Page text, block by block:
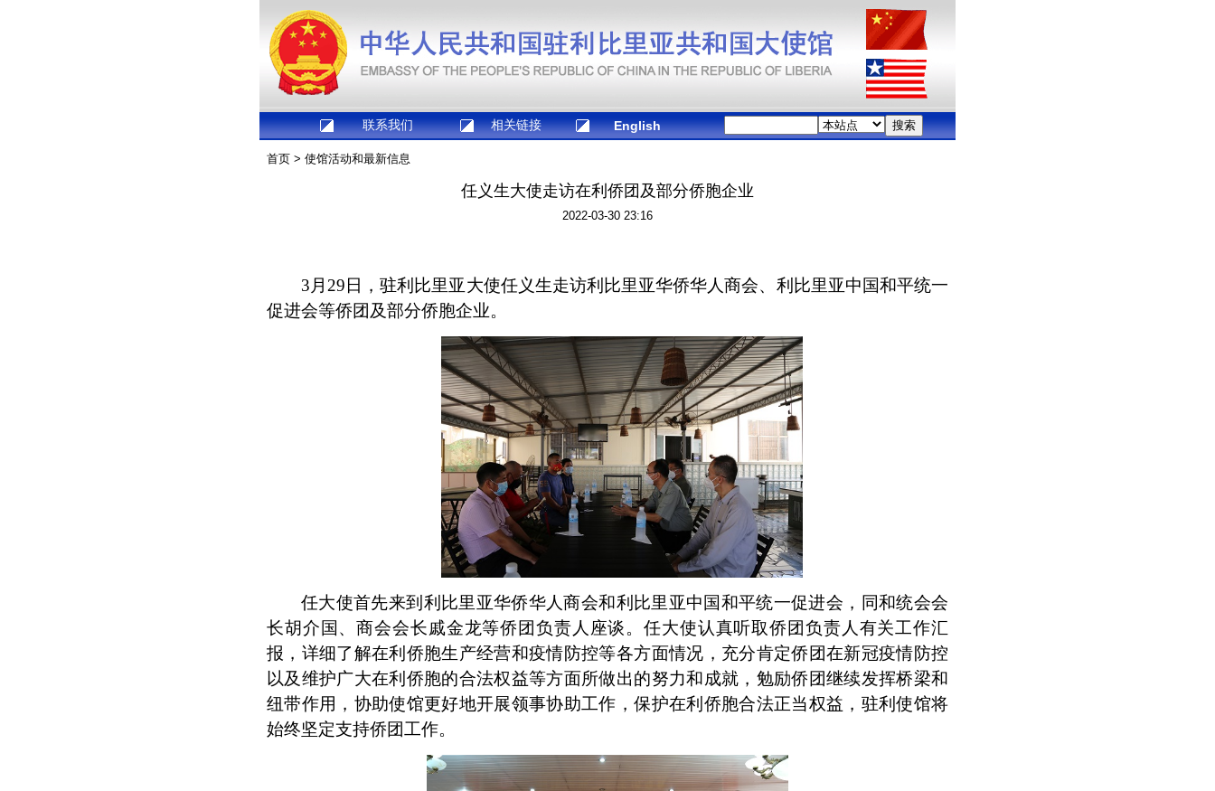
联系我们 相关链接 English
首页 > 使馆活动和最新信息
任义生大使走访在利侨团及部分侨胞企业
2022-03-30 23:16
3月29日，驻利比里亚大使任义生走访利比里亚华侨华人商会、利比里亚中国和平统一
促进会等侨团及部分侨胞企业。
任大使首先来到利比里亚华侨华人商会和利比里亚中国和平统一促进会，同和统会会
长胡介国、商会会长戚金龙等侨团负责人座谈。任大使认真听取侨团负责人有关工作汇
报，详细了解在利侨胞生产经营和疫情防控等各方面情况，充分肯定侨团在新冠疫情防控
以及维护广大在利侨胞的合法权益等方面所做出的努力和成就，勉励侨团继续发挥桥梁和
纽带作用，协助使馆更好地开展领事协助工作，保护在利侨胞合法正当权益，驻利使馆将
始终坚定支持侨团工作。